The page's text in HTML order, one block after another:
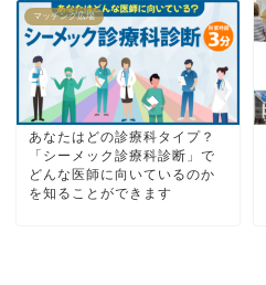
マッチング広場
あなたはどの診療科タイプ？
「シーメック診療科診断」で
どんな医師に向いているのか
を知ることができます